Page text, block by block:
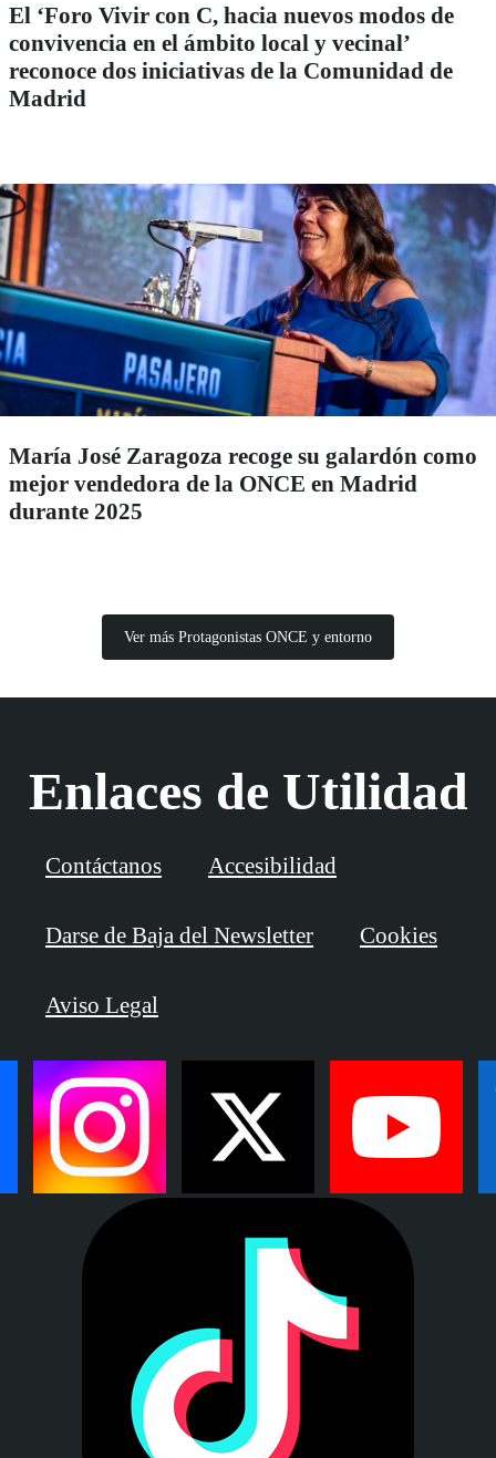
El ‘Foro Vivir con C, hacia nuevos modos de
convivencia en el ámbito local y vecinal’
reconoce dos iniciativas de la Comunidad de
Madrid
María José Zaragoza recoge su galardón como
mejor vendedora de la ONCE en Madrid
durante 2025
Ver más Protagonistas ONCE y entorno
Enlaces de Utilidad
Contáctanos Accesibilidad
Darse de Baja del Newsletter Cookies
Aviso Legal